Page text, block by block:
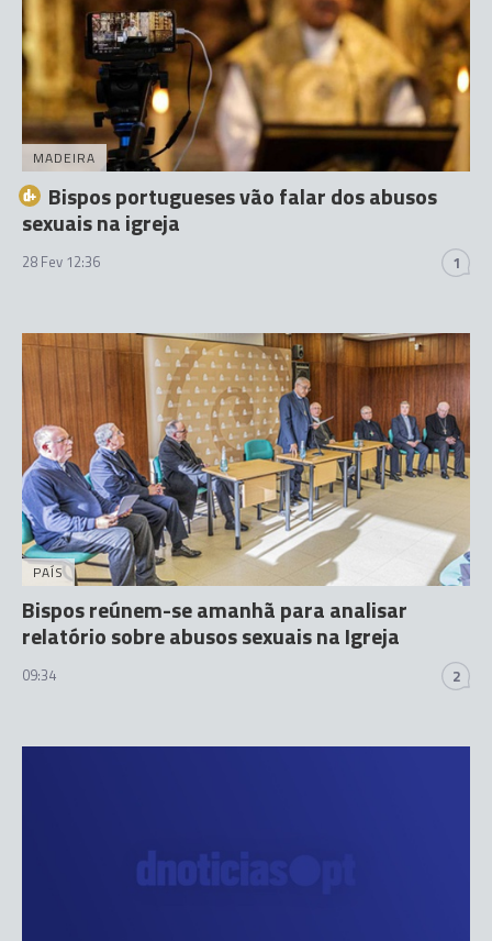
MADEIRA
Bispos portugueses vão falar dos abusos
sexuais na igreja
28 Fev 12:36 1
PAÍS
Bispos reúnem-se amanhã para analisar
relatório sobre abusos sexuais na Igreja
09:34 2